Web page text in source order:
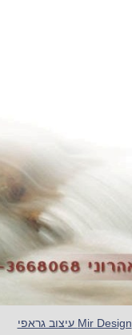
Mir Design עיצוב גראפי